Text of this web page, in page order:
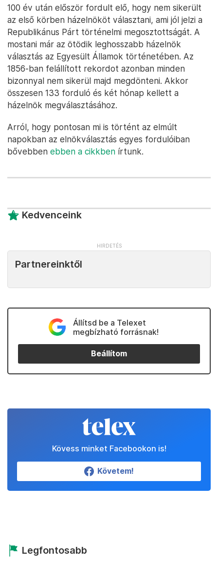
100 év után először fordult elő, hogy nem sikerült
az első körben házelnököt választani, ami jól jelzi a
Republikánus Párt történelmi megosztottságát. A
mostani már az ötödik leghosszabb házelnök
választás az Egyesült Államok történetében. Az
1856-ban felállított rekordot azonban minden
bizonnyal nem sikerül majd megdönteni. Akkor
összesen 133 forduló és két hónap kellett a
házelnök megválasztásához.
Arról, hogy pontosan mi is történt az elmúlt
napokban az elnökválasztás egyes fordulóiban
bővebben ebben a cikkben írtunk.
Kedvenceink
Partnereinktől
Állítsd be a Telexet
megbízható forrásnak!
Beállítom
Kövess minket Facebookon is!
Követem!
Legfontosabb